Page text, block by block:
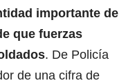
importante de
que fuerzas
. De Policía
de una cifra de